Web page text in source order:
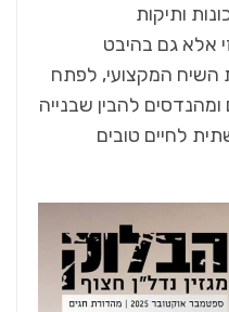
ותיקות
אלא גם בהיבט
השיח המקצועי, לפתח
להבין שבנייה
לחיים טובים